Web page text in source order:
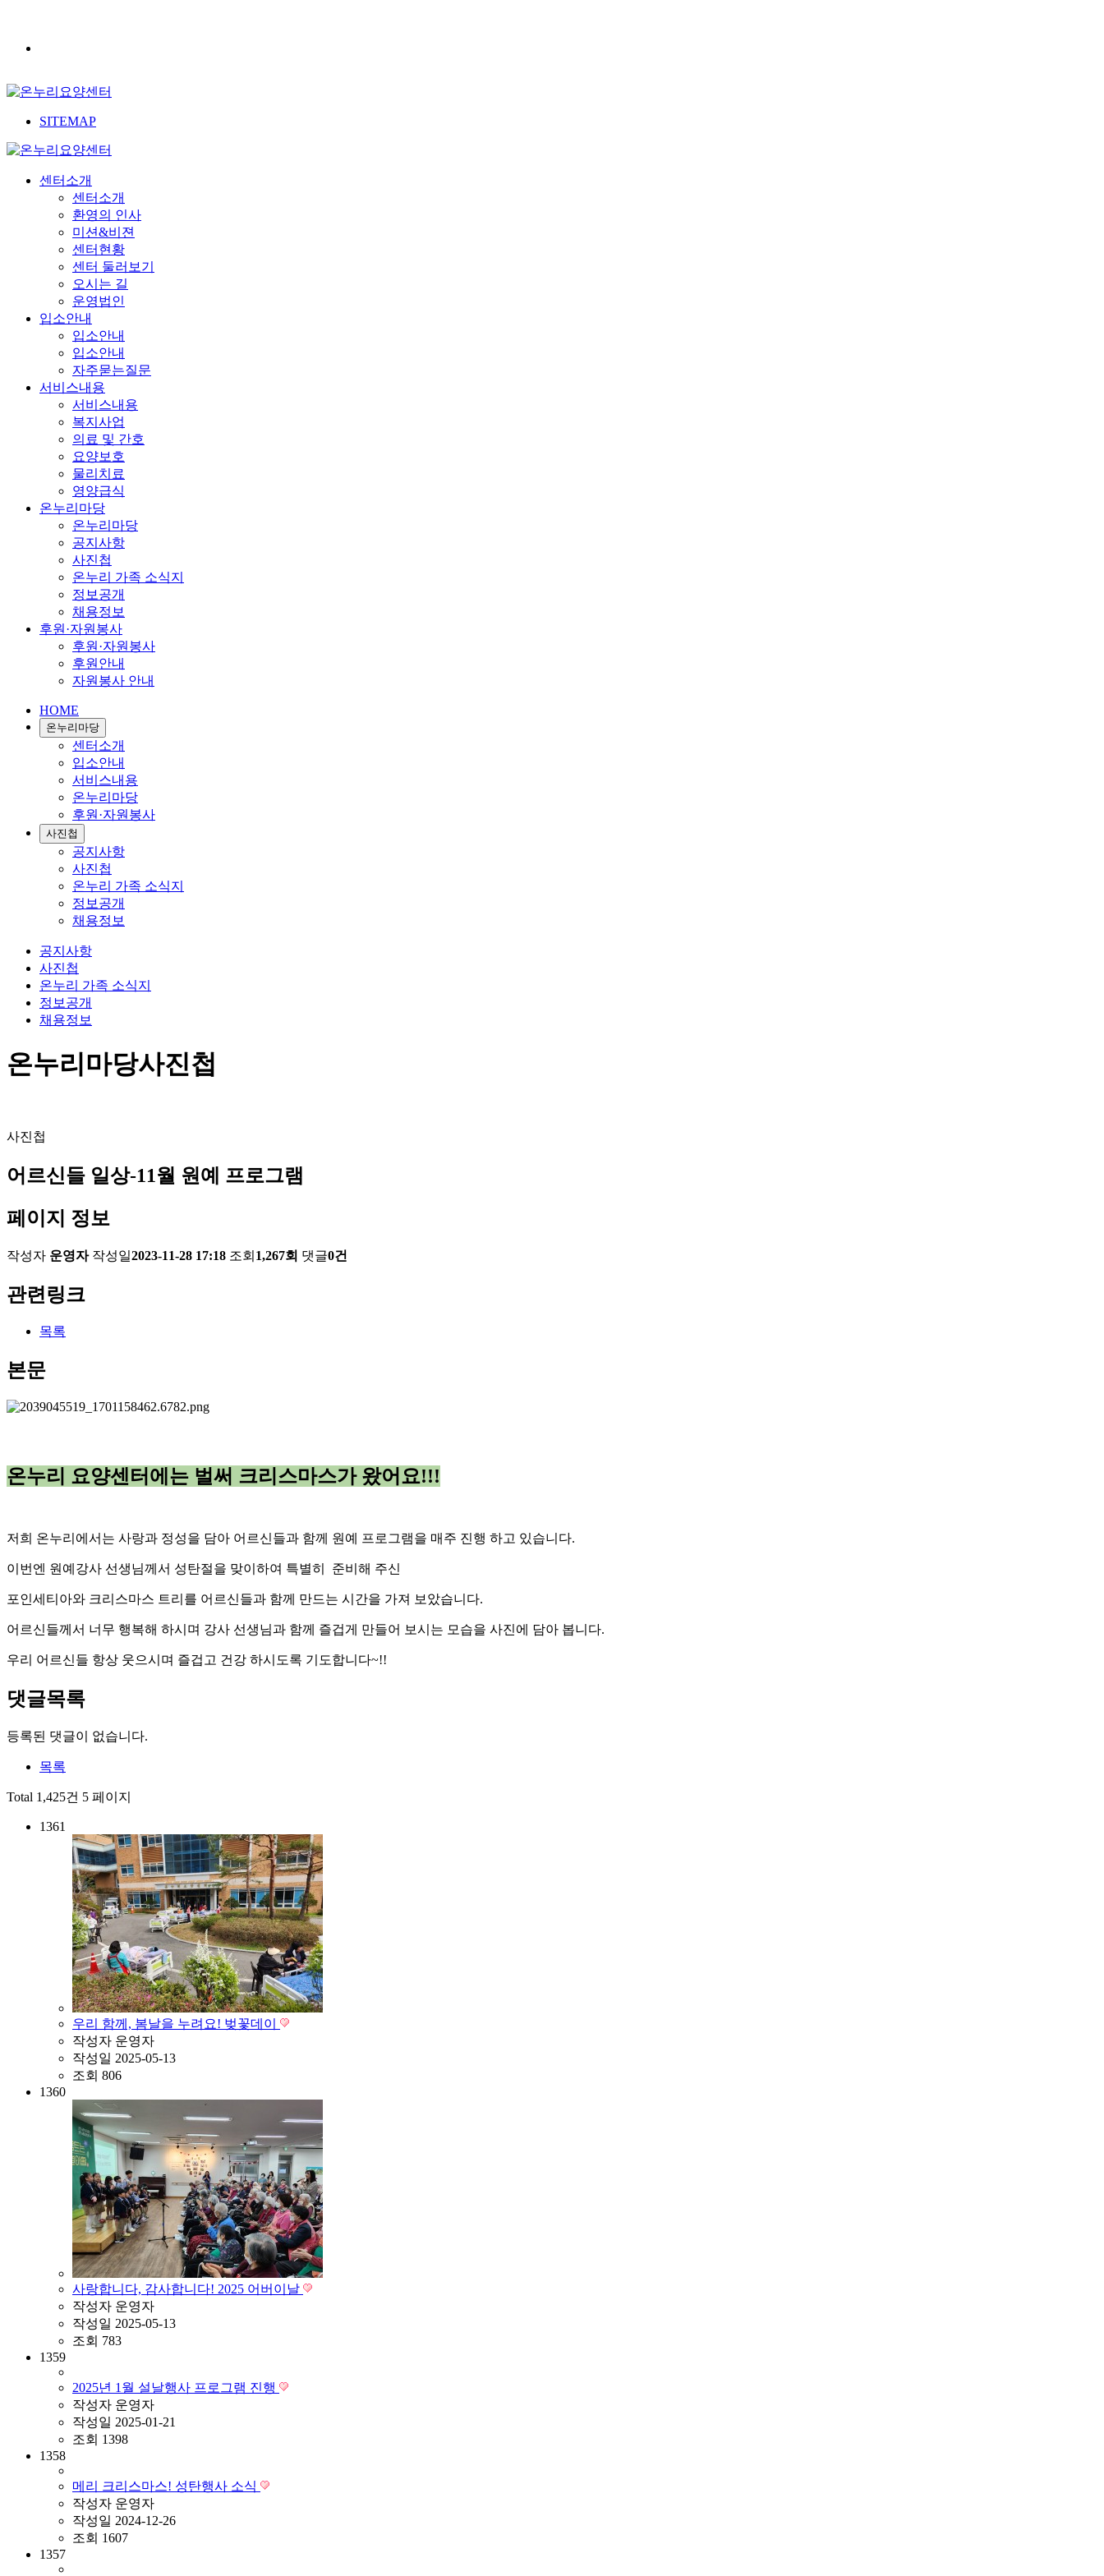
SITEMAP
센터소개
센터소개
환영의 인사
미션&비젼
센터현황
센터 둘러보기
오시는 길
운영법인
입소안내
입소안내
입소안내
자주묻는질문
서비스내용
서비스내용
복지사업
의료 및 간호
요양보호
물리치료
영양급식
온누리마당
온누리마당
공지사항
사진첩
온누리 가족 소식지
정보공개
채용정보
후원·자원봉사
후원·자원봉사
후원안내
자원봉사 안내
HOME
온누리마당
센터소개
입소안내
서비스내용
온누리마당
후원·자원봉사
사진첩
공지사항
사진첩
온누리 가족 소식지
정보공개
채용정보
공지사항
사진첩
온누리 가족 소식지
정보공개
채용정보
온누리마당사진첩
사진첩
어르신들 일상-11월 원예 프로그램
페이지 정보
작성자 운영자 작성일2023-11-28 17:18 조회 1,267회 댓글0건
관련링크
목록
본문
온누리 요양센터에는 벌써 크리스마스가 왔어요!!!
저희 온누리에서는 사랑과 정성을 담아 어르신들과 함께 원예 프로그램을 매주 진행 하고 있습니다.
이번엔 원예강사 선생님께서 성탄절을 맞이하여 특별히 준비해 주신
포인세티아와 크리스마스 트리를 어르신들과 함께 만드는 시간을 가져 보았습니다.
어르신들께서 너무 행복해 하시며 강사 선생님과 함께 즐겁게 만들어 보시는 모습을 사진에 담아 봅니다.
우리 어르신들 항상 웃으시며 즐겁고 건강 하시도록 기도합니다~!!
댓글목록
등록된 댓글이 없습니다.
목록
Total 1,425건 5 페이지
1361
우리 함께, 봄날을 누려요! 벚꽃데이
작성자 운영자
작성일 2025-05-13
조회 806
1360
사랑합니다, 감사합니다! 2025 어버이날
작성자 운영자
작성일 2025-05-13
조회 783
1359
2025년 1월 설날행사 프로그램 진행
작성자 운영자
작성일 2025-01-21
조회 1398
1358
메리 크리스마스! 성탄행사 소식
작성자 운영자
작성일 2024-12-26
조회 1607
1357